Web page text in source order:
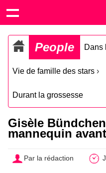
People Dans
Vie de famille des stars ›
Durant la grossesse
Gisèle
mannequin
Par la rédaction